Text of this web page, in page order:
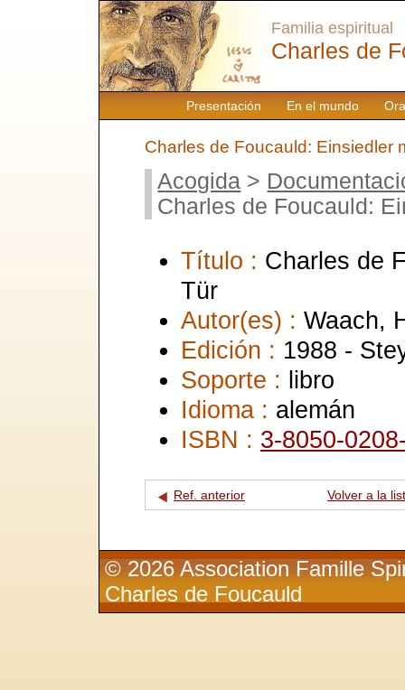
Presentación En el mundo
Familia espiritual
Charles de
Charles de Foucauld: Einsiedler
Acogida >
Charles de Foucauld:
Título : Charles de
Tür
Autor(es) : Waach,
Edición : 1988 -
Soporte : libro
Idioma : alemán
ISBN : 3-8050-
Ref. anterior Volver a la
© 2026 Association Famille
Charles de Foucauld